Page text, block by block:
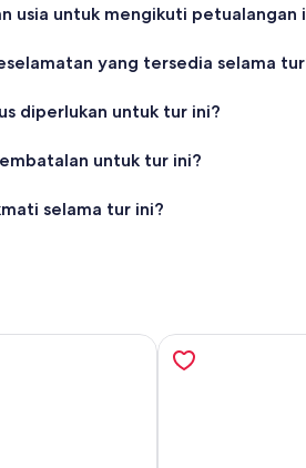
usia untuk mengikuti petualangan
yang tersedia selama
diperlukan untuk tur ini?
untuk tur ini?
selama tur ini?